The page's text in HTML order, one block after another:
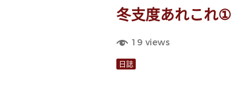
冬支度あれこれ①
19 views
日誌